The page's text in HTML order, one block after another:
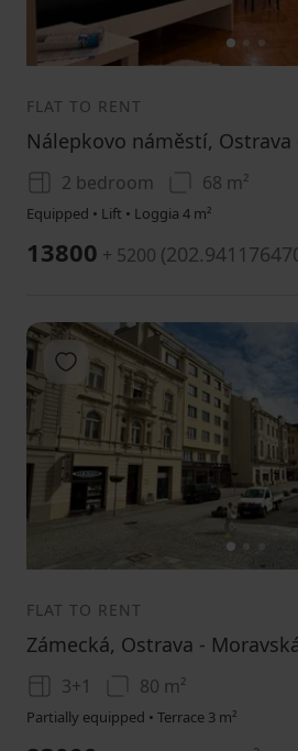
12
FLAT TO RENT
2 bedroom 68 m²
Equipped • Lift • Loggia 4 m²
13800 + 5200 (
12
Add to favorites
FLAT TO RENT
3+1 80 m²
Partially equipped • Terrace 3 m²